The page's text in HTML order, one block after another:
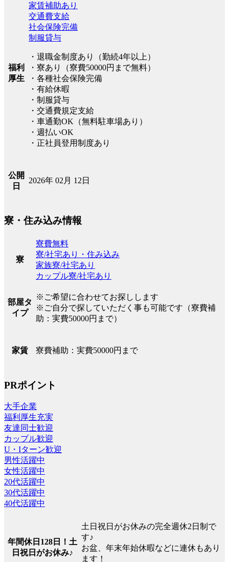
福利
厚生
家賃補助あり
交通費支給
社会保険完備
制服貸与
・退職金制度あり（勤続4年以上）
・寮あり（寮費50000円まで無料）
・各種社会保険完備
・有給休暇
・制服貸与
・交通費規定支給
・車通勤OK（無料駐車場あり）
・週払いOK
・正社員登用制度あり
公開
日
2026年 02月 12日
寮・住み込み情報
寮
寮費無料
寮/社宅あり・住み込み
家族寮/社宅あり
カップル寮/社宅あり
部屋タ
イプ
※ご希望に合わせてお探しします
※ご自分で探していただく事も可能です（寮費補
助：実費50000円まで）
家賃 寮費補助：実費50000円まで
PRポイント
大手企業
福利厚生充実
友達同士歓迎
カップル歓迎
U・Iターン歓迎
男性活躍中
女性活躍中
20代活躍中
30代活躍中
40代活躍中
年間休日128日！土
日祝日がお休み♪
土日祝日がお休みの完全週休2日制で
す♪
お盆、年末年始休暇などに連休もあり
ます！